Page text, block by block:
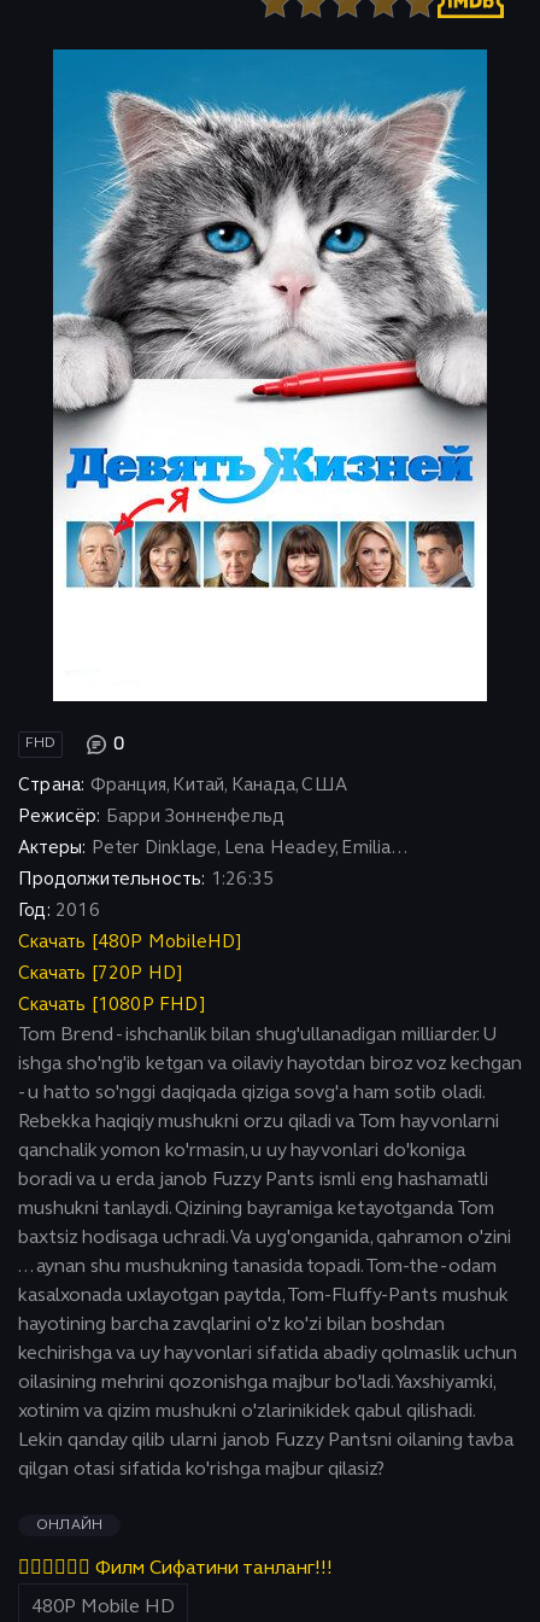
Детский
Документальный
Исторический
Ужасы
Фантастика
Скоро на сайте
FHD 0
Страна: Франция, Китай, Канада, США
Режисёр:
Барри Зонненфельд
Актеры:
Peter Dinklage, Lena Headey, Emilia...
Продолжительность: 1:26:35
Год: 2016
Скачать [480P MobileHD]
Скачать [720P HD]
Скачать [1080P FHD]
Tom Brend - ishchanlik bilan shug'ullanadigan milliarder. U
ishga sho'ng'ib ketgan va oilaviy hayotdan biroz voz kechgan
- u hatto so'nggi daqiqada qiziga sovg'a ham sotib oladi.
Rebekka haqiqiy mushukni orzu qiladi va Tom hayvonlarni
qanchalik yomon ko'rmasin, u uy hayvonlari do'koniga
boradi va u erda janob Fuzzy Pants ismli eng hashamatli
mushukni tanlaydi. Qizining bayramiga ketayotganda Tom
baxtsiz hodisaga uchradi. Va uyg'onganida, qahramon o'zini
... aynan shu mushukning tanasida topadi. Tom-the-odam
kasalxonada uxlayotgan paytda, Tom-Fluffy-Pants mushuk
hayotining barcha zavqlarini o'z ko'zi bilan boshdan
kechirishga va uy hayvonlari sifatida abadiy qolmaslik uchun
oilasining mehrini qozonishga majbur bo'ladi. Yaxshiyamki,
xotinim va qizim mushukni o'zlarinikidek qabul qilishadi.
Lekin qanday qilib ularni janob Fuzzy Pantsni oilaning tavba
qilgan otasi sifatida ko'rishga majbur qilasiz?
ОНЛАЙН
👇🏻👇🏻👇🏻 Филм Сифатини танланг!!!